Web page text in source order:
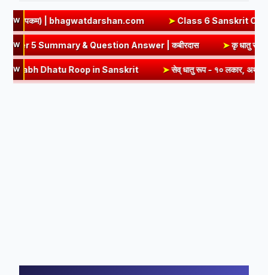
NEW ➤Class 6 Sanskrit Chapter 3 Solutions | एषः कः
NEWClass 8 Hindi Chapter 5 Summary & Question Answer |
NEW in Sanskrit ➤सेव् धातु रूप - १० लकार, अर्थ एवं व्याकरण | Sev